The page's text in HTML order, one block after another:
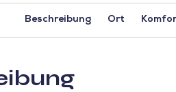
Beschreibung Ort